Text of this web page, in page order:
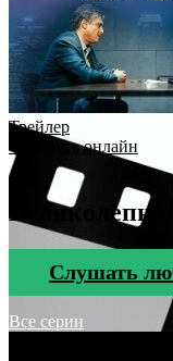
Трейлер
Смотреть онлайн
Cлушать
Все серии